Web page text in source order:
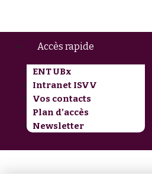
Accès rapide
ENT UBx
Intranet ISVV
Vos contacts
Plan d’accès
Newsletter